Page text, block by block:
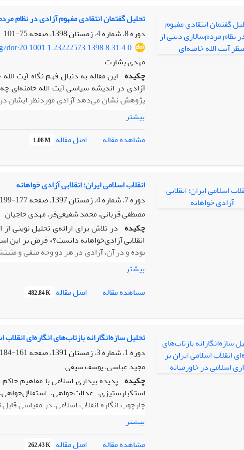
تحلیل گفتمان انتقادی مفهوم آزادی در نظام
دوره 8، شماره 4، زمستان 1398، صفحه
75-101
مهدی بشارت
چکیده این مقاله به دنبال فهم نگاه آیت
آزادی در اندیشه سیاسی آیت ‌الله خامنه‌‌ای
پژوهش نشان می‌‌دهد آزادی موردنظر ایشان در
مفهوم در مقابل آزادی لیبرالی قرار دارد.
در ایران و جهان است می‌­پردازد. بر این اساس
انسان را دایر مدار عالم در نظر می‌‌گیرد و در
آزادی در چارچوب جهان­‌بینی توحیدی معنا
است. ولی در اسلام ارزش‌‌های ثابت وجود دارد
منافع مادی تشکیل می‌‌دهد. اما در منطق
با تکلیف منافات دارد درحالی­که در اسلام
اندیشه آیت ‌الله خامنه‌‌ای از روش تحلیل
بیشتر
مشاهده مقاله
اصل مقاله 1.08 M
انقلاب اسلامی ایران؛ انقلابی آزادی ‌خواهانه
دوره 7، شماره 4، زمستان 1397، صفحه
177-199
مصطفی قربانی، محمد شفیعی‌فر، مهدی حاجیان
چکیده در تلاش برای ارائه­‌ی تحلیل نوینی
انقلابی آزادی­‌خواهانه دانست؟» فرض بر این
بوده و در آن، آزادی در هر دو وجه منفی و
و یافته‌­های آن نشان می‌­دهد که انقلاب
استبداد داخلی، سلطه‌­ی خارجی، اقدامات
و در مقابل، این انقلاب پاسخ مطلوب به این
دینی، آزادی، تلاش برای حفظ استقلال و
بیشتر
مشاهده مقاله
اصل مقاله 482.84 K
تحلیل سازه‌انگارانه بازتاب‌های انگاره‌ای
دوره 1، شماره 3، زمستان 1391، صفحه
161-184
مجید عباسی، یوسف سیفی
چکیده پدیده بیداری اسلامی با مفاهیم
استکبار‌ستیزی، عدالت‌خواهی،
چارچوب انگاره انقلاب اسلامی، در مقیاسی
اسلامی است. این حد از انطباق علاوه بر
ساختار معنایی، طی سه دهه گذشته، با جوامع
بیشتر
مشاهده مقاله
اصل مقاله 262.43 K